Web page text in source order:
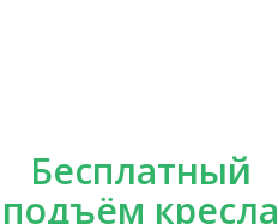
Бесплатный
подъём кресла